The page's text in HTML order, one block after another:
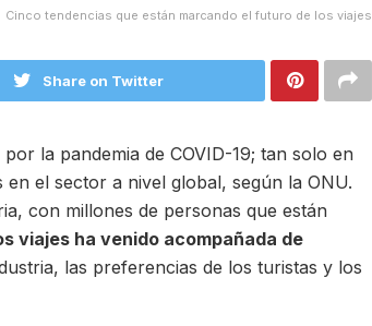
Cinco tendencias que están marcando el futuro de los viajes
Share on Twitter
la pandemia de COVID-19; tan solo en
el sector a nivel global, según la ONU.
con millones de personas que están
viajes ha venido acompañada de
las preferencias de los turistas y los